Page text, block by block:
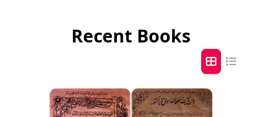
Recent Books